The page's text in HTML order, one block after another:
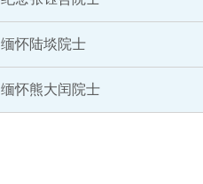
缅怀陆埮院士
缅怀熊大闰院士